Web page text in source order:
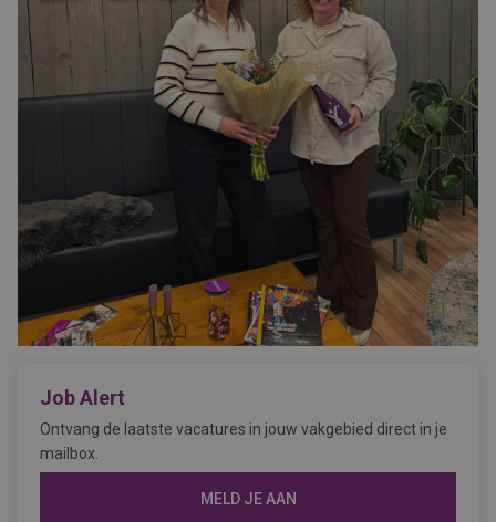
Job Alert
Ontvang de laatste vacatures in jouw vakgebied direct in je
mailbox.
MELD JE AAN